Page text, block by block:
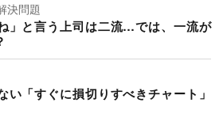
決問題
」と言う上司は二流…では、一流が
い「すぐに損切りすべきチャート」